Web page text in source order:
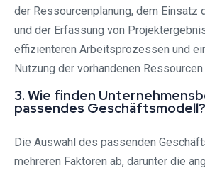
der Ressourcenplanung, dem Einsatz
und der Erfassung von
effizienteren Arbeitsprozessen und
Nutzung der vorhandenen Ressourcen.
3. Wie finden
passendes Geschäftsmodell?
Die Auswahl des passenden
mehreren Faktoren ab, darunter die